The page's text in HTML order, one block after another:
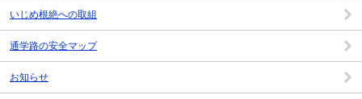
いじめ根絶への取組
通学路の安全マップ
お知らせ